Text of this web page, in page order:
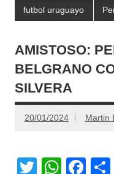
futbol uruguayo
AMISTOSO:
BELGRANO
SILVERA
20/01/2024 Martin
T
W
F